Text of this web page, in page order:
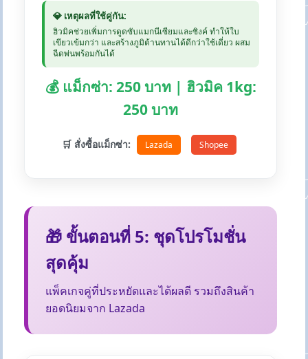
💎 เหตุผลที่ใช้คู่กัน:
ฮิวมิคช่วยเพิ่มการดูดซับแมกนีเซียมและซิงค์ ทำให้ใบ
เขียวเข้มกว่า และสร้างภูมิต้านทานได้ดีกว่าใช้เดี่ยว ผสม
ฉีดพ่นพร้อมกันได้
💰 แม็กซ่า: 250 บาท | ฮิวมิค 1kg:
250 บาท
🛒 สั่งซื้อแม็กซ่า: Lazada Shopee
🎁 ขั้นตอนที่ 5: ชุดโปรโมชั่น
สุดคุ้ม
แพ็คเกจคู่ที่ประหยัดและได้ผลดี รวมถึงสินค้า
ยอดนิยมจาก Lazada